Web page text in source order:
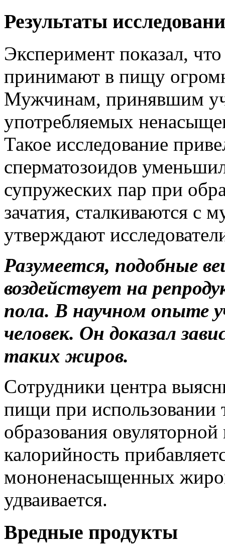
Результаты
Эксперимент показал,
принимают в пищу
Мужчинам, принявшим
употребляемых
Такое исследование
сперматозоидов
супружеских пар при
зачатия, сталкиваются с
утверждают
Разумеется, подобные
воздействует на
пола. В научном опыте
человек. Он доказал
таких жиров.
Сотрудники центра
пищи при использовании
образования
калорийность
мононенасыщенных
удваивается.
Вредные продукты